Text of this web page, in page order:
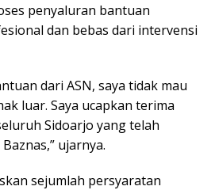
penyaluran bantuan
dan bebas dari intervensi
dari ASN, saya tidak mau
luar. Saya ucapkan terima
Sidoarjo yang telah
ujarnya.
sejumlah persyaratan